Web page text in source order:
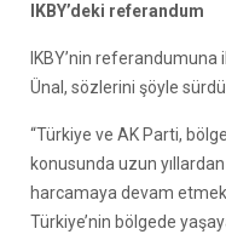
IKBY’deki referandum
IKBY’nin
Ünal, sözlerini şöyle
“Türkiye ve AK Parti,
konusunda uzun
harcamaya devam
Türkiye’nin bölgede